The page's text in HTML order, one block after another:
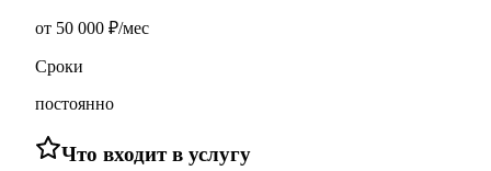
от 50 000 ₽/мес
Сроки
постоянно
Что входит в услугу